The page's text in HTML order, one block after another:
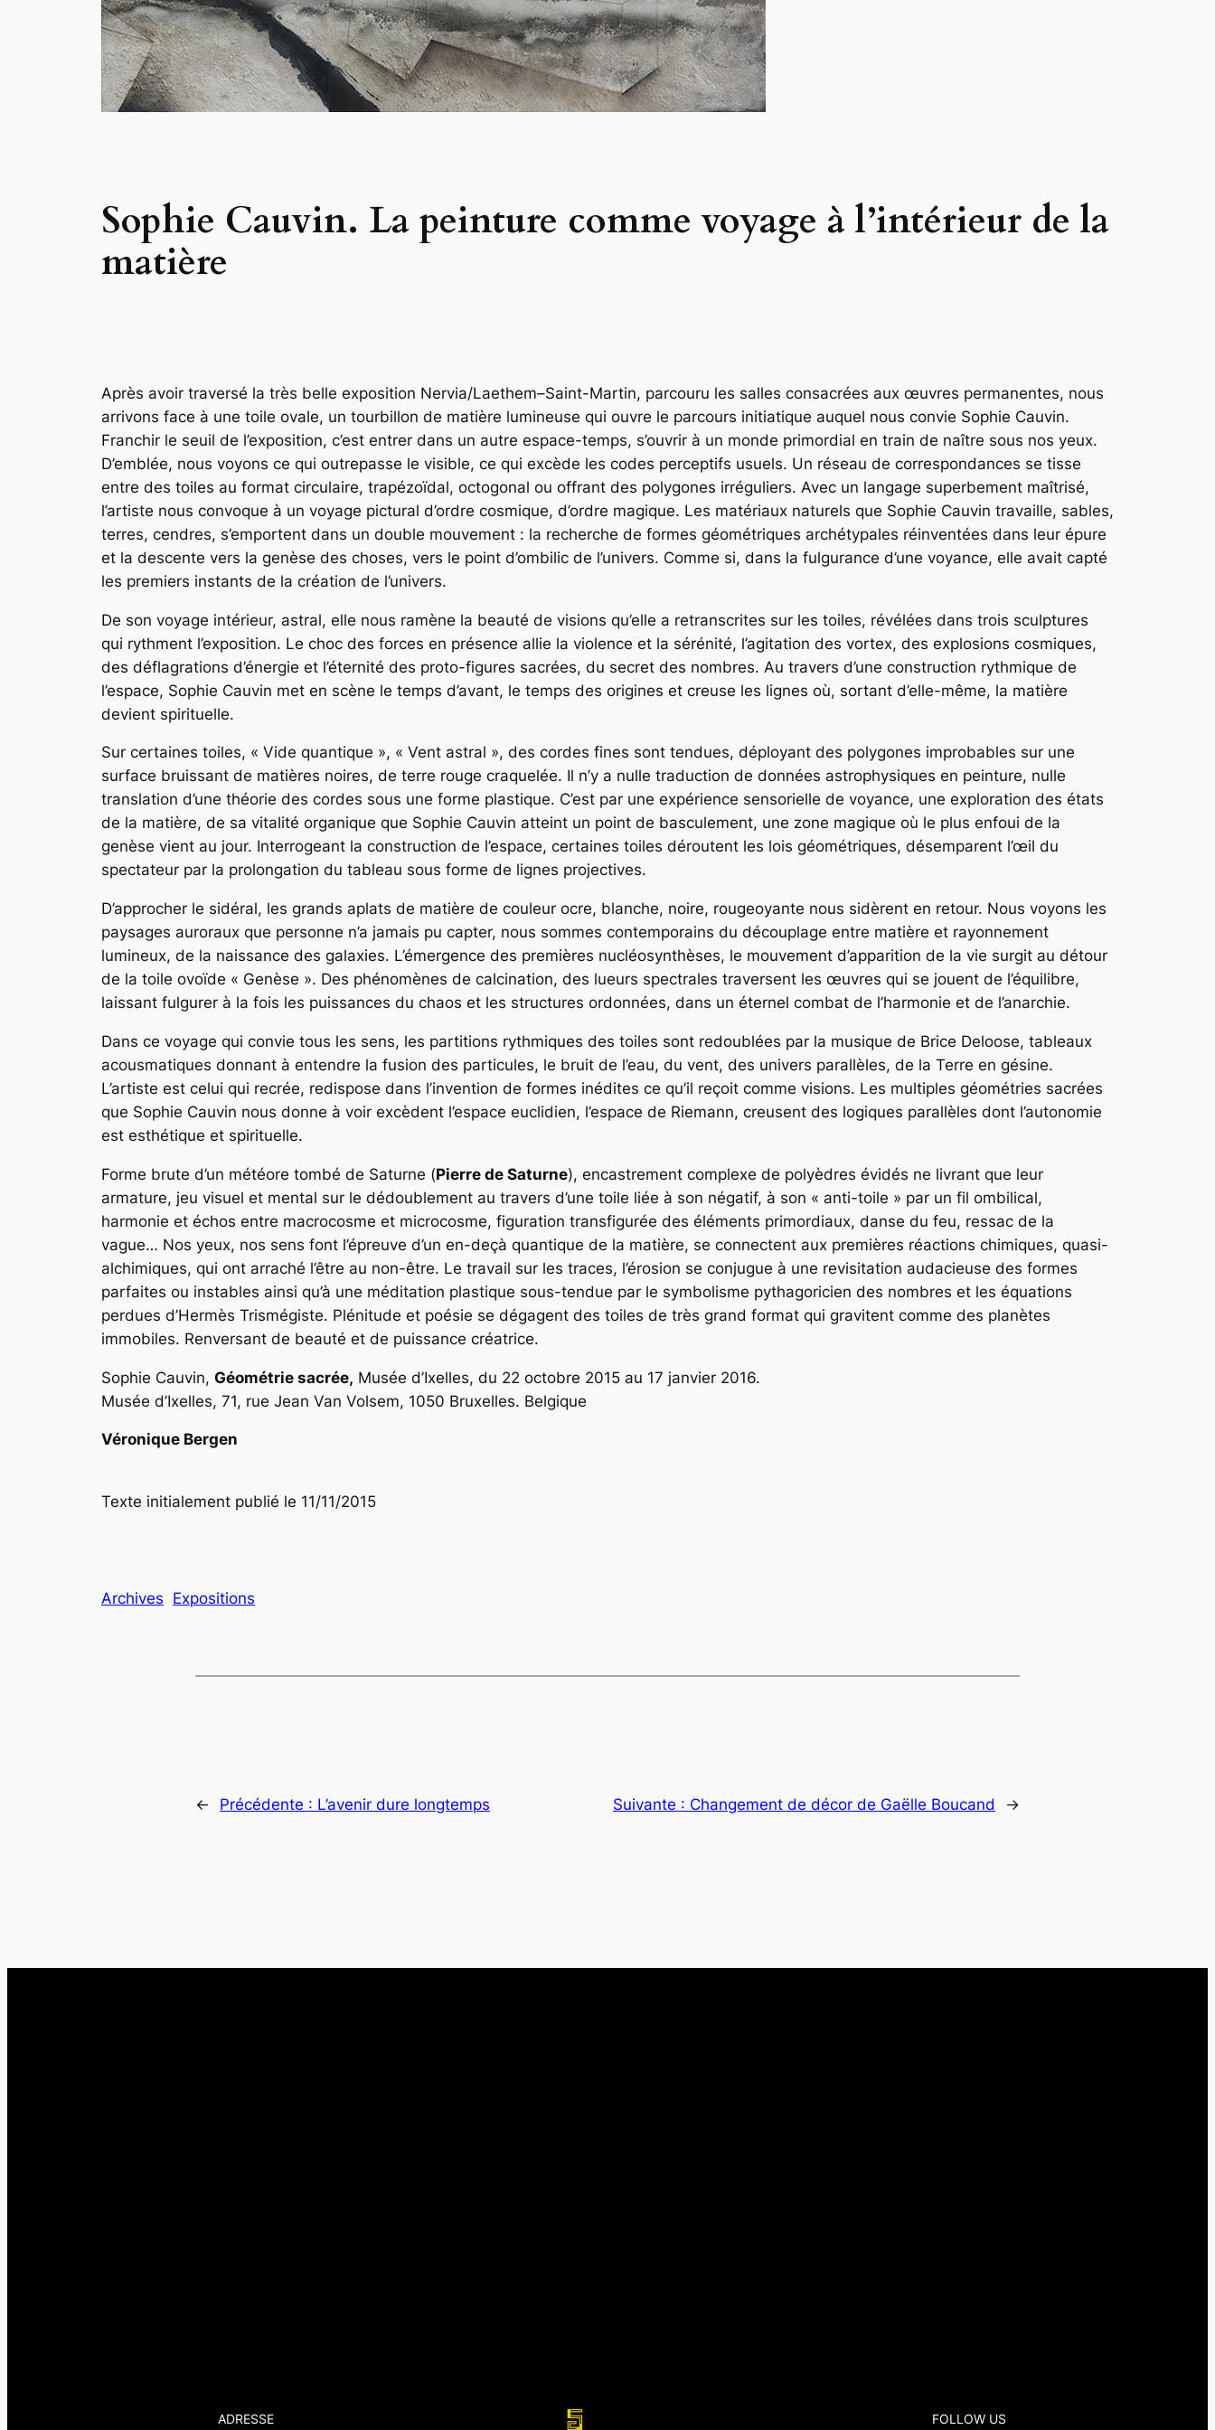
Sophie Cauvin. La peinture comme voyage à l’intérieur de la
matière
Après avoir traversé la très belle exposition Nervia/Laethem–Saint-Martin, parcouru les salles consacrées aux œuvres permanentes, nous
arrivons face à une toile ovale, un tourbillon de matière lumineuse qui ouvre le parcours initiatique auquel nous convie Sophie Cauvin.
Franchir le seuil de l’exposition, c’est entrer dans un autre espace-temps, s’ouvrir à un monde primordial en train de naître sous nos yeux.
D’emblée, nous voyons ce qui outrepasse le visible, ce qui excède les codes perceptifs usuels. Un réseau de correspondances se tisse
entre des toiles au format circulaire, trapézoïdal, octogonal ou offrant des polygones irréguliers. Avec un langage superbement maîtrisé,
l’artiste nous convoque à un voyage pictural d’ordre cosmique, d’ordre magique. Les matériaux naturels que Sophie Cauvin travaille, sables,
terres, cendres, s’emportent dans un double mouvement : la recherche de formes géométriques archétypales réinventées dans leur épure
et la descente vers la genèse des choses, vers le point d’ombilic de l’univers. Comme si, dans la fulgurance d’une voyance, elle avait capté
les premiers instants de la création de l’univers.
De son voyage intérieur, astral, elle nous ramène la beauté de visions qu’elle a retranscrites sur les toiles, révélées dans trois sculptures
qui rythment l’exposition. Le choc des forces en présence allie la violence et la sérénité, l’agitation des vortex, des explosions cosmiques,
des déflagrations d’énergie et l’éternité des proto-figures sacrées, du secret des nombres. Au travers d’une construction rythmique de
l’espace, Sophie Cauvin met en scène le temps d’avant, le temps des origines et creuse les lignes où, sortant d’elle-même, la matière
devient spirituelle.
Sur certaines toiles, « Vide quantique », « Vent astral », des cordes fines sont tendues, déployant des polygones improbables sur une
surface bruissant de matières noires, de terre rouge craquelée. Il n’y a nulle traduction de données astrophysiques en peinture, nulle
translation d’une théorie des cordes sous une forme plastique. C’est par une expérience sensorielle de voyance, une exploration des états
de la matière, de sa vitalité organique que Sophie Cauvin atteint un point de basculement, une zone magique où le plus enfoui de la
genèse vient au jour. Interrogeant la construction de l’espace, certaines toiles déroutent les lois géométriques, désemparent l’œil du
spectateur par la prolongation du tableau sous forme de lignes projectives.
D’approcher le sidéral, les grands aplats de matière de couleur ocre, blanche, noire, rougeoyante nous sidèrent en retour. Nous voyons les
paysages auroraux que personne n’a jamais pu capter, nous sommes contemporains du découplage entre matière et rayonnement
lumineux, de la naissance des galaxies. L’émergence des premières nucléosynthèses, le mouvement d’apparition de la vie surgit au détour
de la toile ovoïde « Genèse ». Des phénomènes de calcination, des lueurs spectrales traversent les œuvres qui se jouent de l’équilibre,
laissant fulgurer à la fois les puissances du chaos et les structures ordonnées, dans un éternel combat de l’harmonie et de l’anarchie.
Dans ce voyage qui convie tous les sens, les partitions rythmiques des toiles sont redoublées par la musique de Brice Deloose, tableaux
acousmatiques donnant à entendre la fusion des particules, le bruit de l’eau, du vent, des univers parallèles, de la Terre en gésine.
L’artiste est celui qui recrée, redispose dans l’invention de formes inédites ce qu’il reçoit comme visions. Les multiples géométries sacrées
que Sophie Cauvin nous donne à voir excèdent l’espace euclidien, l’espace de Riemann, creusent des logiques parallèles dont l’autonomie
est esthétique et spirituelle.
Forme brute d’un météore tombé de Saturne (Pierre de Saturne), encastrement complexe de polyèdres évidés ne livrant que leur
armature, jeu visuel et mental sur le dédoublement au travers d’une toile liée à son négatif, à son « anti-toile » par un fil ombilical,
harmonie et échos entre macrocosme et microcosme, figuration transfigurée des éléments primordiaux, danse du feu, ressac de la
vague… Nos yeux, nos sens font l’épreuve d’un en-deçà quantique de la matière, se connectent aux premières réactions chimiques, quasi-
alchimiques, qui ont arraché l’être au non-être. Le travail sur les traces, l’érosion se conjugue à une revisitation audacieuse des formes
parfaites ou instables ainsi qu’à une méditation plastique sous-tendue par le symbolisme pythagoricien des nombres et les équations
perdues d’Hermès Trismégiste. Plénitude et poésie se dégagent des toiles de très grand format qui gravitent comme des planètes
immobiles. Renversant de beauté et de puissance créatrice.
Sophie Cauvin, Géométrie sacrée, Musée d’Ixelles, du 22 octobre 2015 au 17 janvier 2016.
Musée d’Ixelles, 71, rue Jean Van Volsem, 1050 Bruxelles. Belgique
Véronique Bergen
Texte initialement publié le 11/11/2015
Archives Expositions
← Précédente : L’avenir dure longtemps Suivante : Changement de décor de Gaëlle Boucand →
ADRESSE FOLLOW US